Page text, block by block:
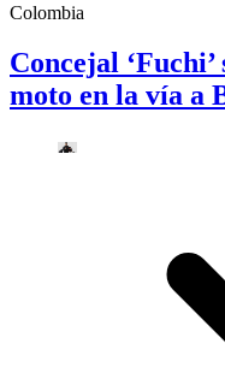
Colombia
Concejal
moto en la vía a